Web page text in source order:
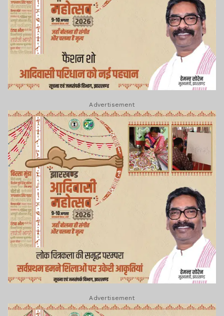
Advertisement
Advertisement